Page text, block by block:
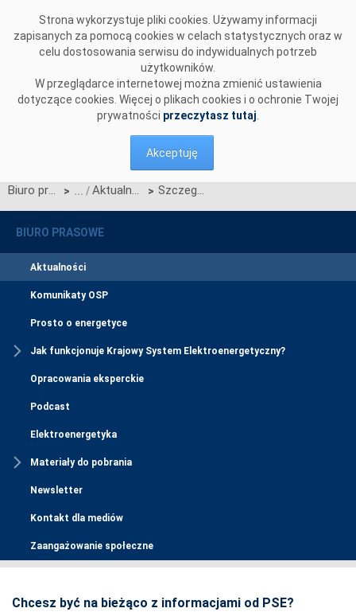
Strona wykorzystuje pliki cookies. Używamy informacji
zapisanych za pomocą cookies w celach statystycznych oraz w
celu dostosowania serwisu do indywidualnych potrzeb
użytkowników.
W przeglądarce internetowej można zmienić ustawienia
dotyczące cookies. Więcej o plikach cookies i o ochronie Twojej
prywatności przeczytasz tutaj
Akceptuję
Biuro prasowe > Aktualności > Szczegółowy harmonogram aukcji głównej na rok 2025
BIURO PRASOWE
Aktualności
Komunikaty OSP
Prosto o energetyce
Jak funkcjonuje Krajowy System Elektroenergetyczny?
Opracowania eksperckie
Podcast
Elektroenergetyka
Materiały do pobrania
Newsletter
Kontakt dla mediów
Zaangażowanie społeczne
Chcesz być na bieżąco z informacjami od PSE?